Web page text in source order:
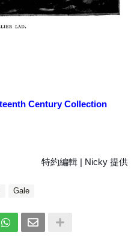
Century Collection
特約編輯 | Nicky 提供
Gale